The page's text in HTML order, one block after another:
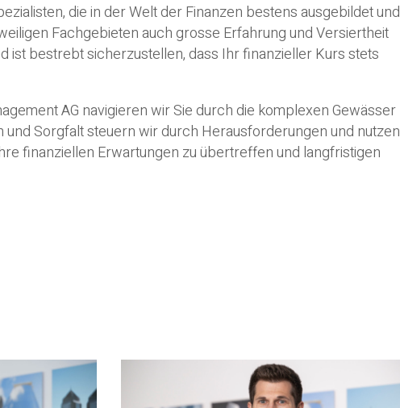
die in der Welt der Finanzen bestens ausgebildet und
Fachgebieten auch grosse Erfahrung und Versiertheit
ist bestrebt sicherzustellen, dass Ihr finanzieller Kurs stets
AG navigieren wir Sie durch die komplexen Gewässer
und Sorgfalt steuern wir durch Herausforderungen und nutzen
finanziellen Erwartungen zu übertreffen und langfristigen